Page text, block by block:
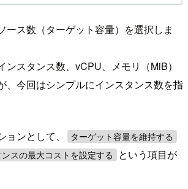
ース数（ターゲット容量）を選択しま
ンスタンス数、vCPU、メモリ（MiB）
、今回はシンプルにインスタンス数を指
ンとして、 ターゲット容量を維持する
スの最大コストを設定する
という項目が